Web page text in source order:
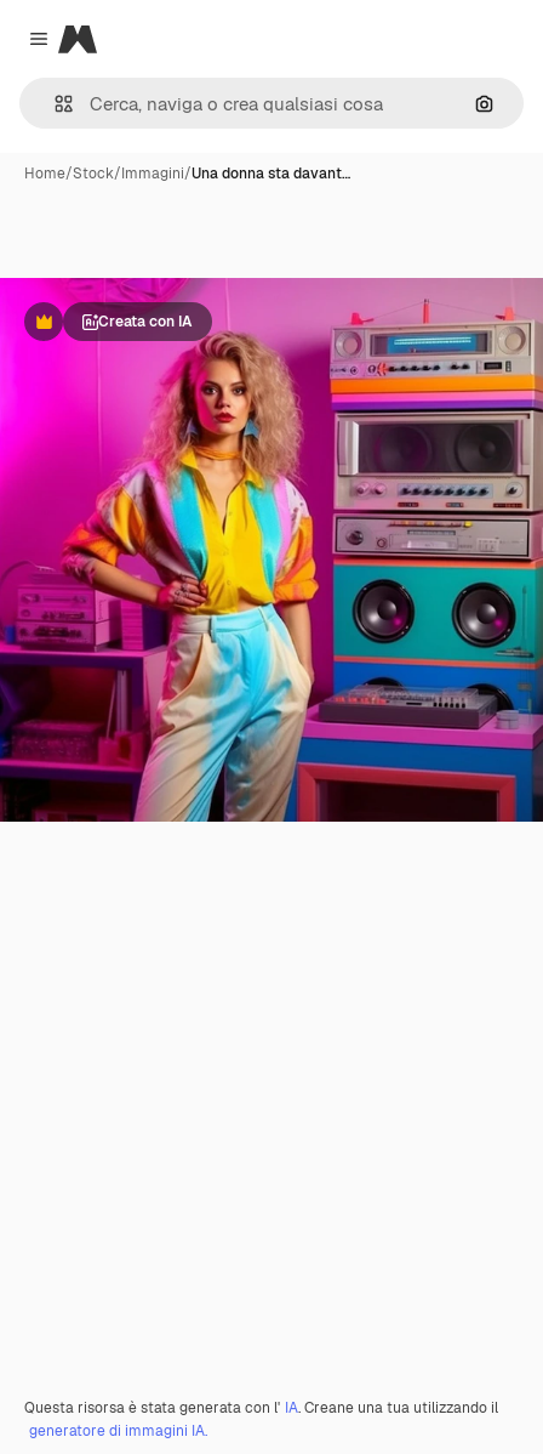
Close menu
Magnific
Cerca
Home/Stock/Immagini/Una donna sta davant…
PremiumCreata con IA
Questa risorsa è stata generata con l' IA. Creane una tua utilizzando il
generatore di immagini IA.